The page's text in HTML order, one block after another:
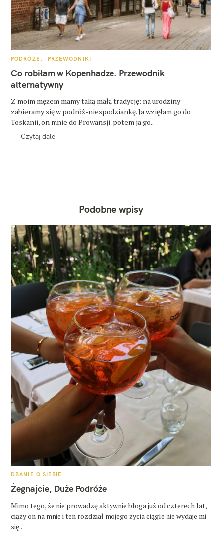
K
T
E
G
O
I
E
PODRÓŻE PRZEWODNIKI
Co robiłam w Kopenhadze. Przewodnik
alternatywny
Z moim mężem mamy taką małą tradycję: na urodziny
zabieramy się w podróż-niespodziankę. Ja wzięłam go do
Toskanii, on mnie do Prowansji, potem ja go..
Czytaj dalej
Podobne wpisy
K
T
E
O
R
I
DBANIE O SIEBIE
Żegnajcie, Duże Podróże
Mimo tego, że nie prowadzę aktywnie bloga już od czterech lat,
ciąży on na mnie i ten rozdział mojego życia ciągle nie wydaje mi
się..